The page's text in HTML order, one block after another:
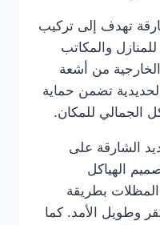
تهدف إلى تركيب
والمكاتب
من أشعة
تضمن حماية
الجمالي للمكان.
الشارقة على
الهياكل
بطريقة
وطويل الأمد. كما